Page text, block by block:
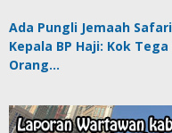
Ada Pungli Jemaah
Kepala BP Haji: Kok
Orang…